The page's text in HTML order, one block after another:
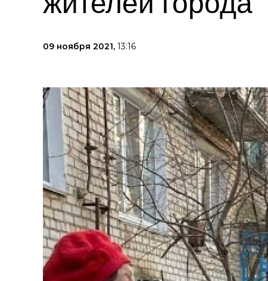
09 ноября 2021, 13:16